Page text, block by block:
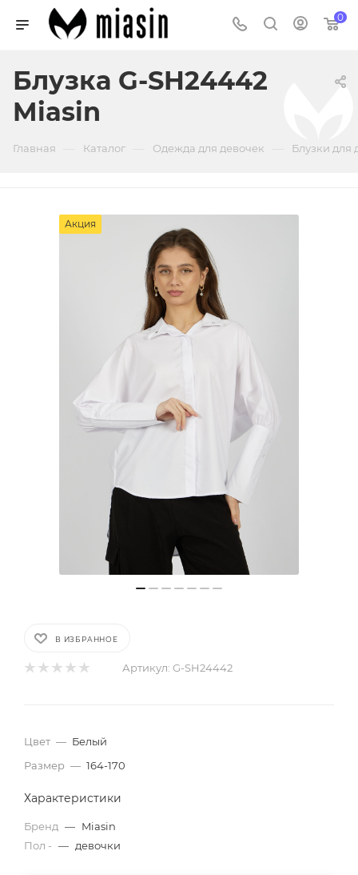
0
Блузка G-SH24442
Miasin
Главная Каталог Одежда для девочек Блузки для
Акция
В ИЗБРАННОЕ
Артикул: G-SH24442
Цвет — Белый
Размер — 164-170
Характеристики
Бренд — Miasin
Пол - — девочки